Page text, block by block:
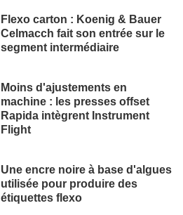
Flexo carton : Koenig & Bauer
Celmacch fait son entrée sur le
segment intermédiaire
Moins d'ajustements en
machine : les presses offset
Rapida intègrent Instrument
Flight
Une encre noire à base d'algues
utilisée pour produire des
étiquettes flexo